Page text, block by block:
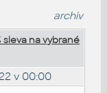
archiv
sleva na vybrané
v 00:00